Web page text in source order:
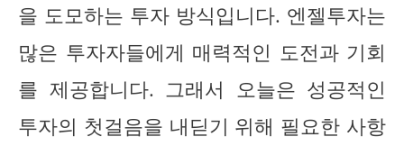
을 도모하는 투자 방식입니다. 엔젤투자는
많은 투자자들에게 매력적인 도전과 기회
를 제공합니다. 그래서 오늘은 성공적인
투자의 첫걸음을 내딛기 위해 필요한 사항